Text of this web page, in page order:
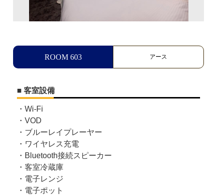
ROOM 603 アース
■ 客室設備
・Wi-Fi
・VOD
・ブルーレイプレーヤー
・ワイヤレス充電
・Bluetooth接続スピーカー
・客室冷蔵庫
・電子レンジ
・電子ポット